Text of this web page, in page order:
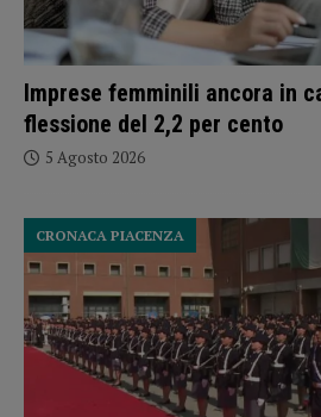
Imprese femminili ancora in
flessione del 2,2 per cento
5 Agosto 2026
CRONACA PIACENZA